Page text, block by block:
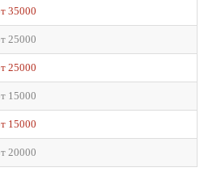
35000
25000
25000
15000
15000
20000